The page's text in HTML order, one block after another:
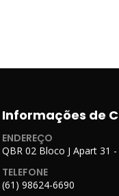
Informações de
ENDEREÇO
QBR 02 Bloco J Apart 31
TELEFONE
(61) 98624-6690